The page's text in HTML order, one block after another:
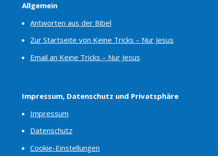
Allgemein
Antworten aus der Bibel
Zur Startseite von Keine Tricks – Nur Jesus
Email an Keine Tricks – Nur Jesus
Impressum, Datenschutz und Privatsphäre
Impressum
Datenschutz
Cookie-Einstellungen